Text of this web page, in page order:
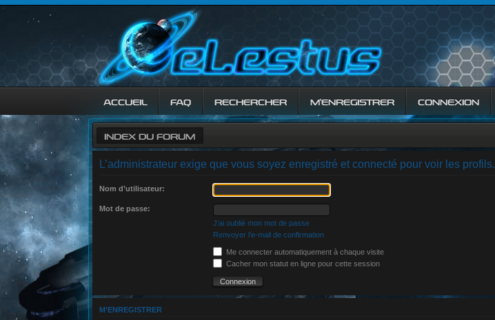
ACCUEIL FAQ RECHERCHER M’ENREGISTRER CONNEXION
INDEX DU FORUM
L’administrateur exige que vous soyez enregistré et connecté pour voir les profils.
Nom d’utilisateur:
Mot de passe:
J’ai oublié mon mot de passe
Renvoyer l’e-mail de confirmation
Me connecter automatiquement à chaque visite
Cacher mon statut en ligne pour cette session
M’ENREGISTRER